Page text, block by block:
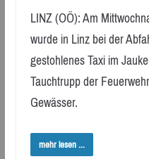
LINZ (OÖ): Am
wurde in Linz bei der
gestohlenes Taxi im
Tauchtrupp der
Gewässer.
mehr lesen ...